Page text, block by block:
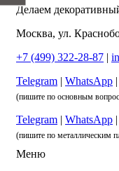
Делаем
Москва, ул.
+7 (499) 322-28-87 |
Telegram | WhatsApp |
(пишите по основным
Telegram | WhatsApp |
(пишите по металлическим
Меню